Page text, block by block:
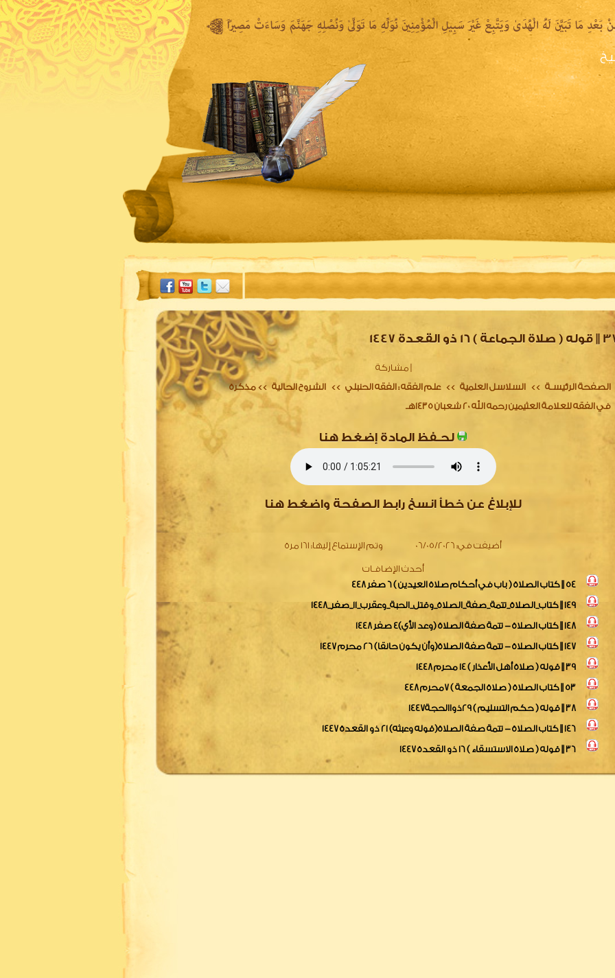
الشيخ المكتبة المقروءة المكتبة الصوتية المكتبة المرئية
) 16 ذو القعدة 1447
مشاركة
الصفحة الرئيسـة >> السلاسل العلمية >> علم الفقه : الفقه الحنبلي >> الشروح الحالية >> مذكرة
في الفقه للعلامة العثيمين رحمه الله 20 شعبان 1435هـ
لحـفظ المادة إضغط هنا
للإبلاغ عن خطأ انسخ رابط الصفحة واضغط هنا
أضيفت في: 06/05/2026 وتم الإستماع إليها: 161 مرة
أحدث الإضافـات
54 || كتاب الصلاة ( باب في أحكام صلاة العيدين ) 6 صفر 448
149 || كتاب_الصلاة_تتمة_صفة_الصلاة_وقتل_الحبة_وعقرب_11_صفر_1448
148 || كتاب الصلاة - تتمة صفة الصلاة (وعد الأي)4 صفر 1448
147 || كتاب الصلاة - تتمة صفة الصلاة(وأن يكون حانقا) 26 محرم 1447
39 || قوله ( صلاة أهل الأعذار ) 14 محرم 1448
53 || كتاب الصلاة ( صلاة الجمعة ) 7محرم 448
38 || قوله ( حكم التسليم ) 29ذواالحجة1447
146 || كتاب الصلاة - تتمة صفة الصلاة(قوله وعبثه) 21 ذو القعدة 1447
36 || قوله ( صلاة الاستسقاء ) 16 ذو القعدة 1447